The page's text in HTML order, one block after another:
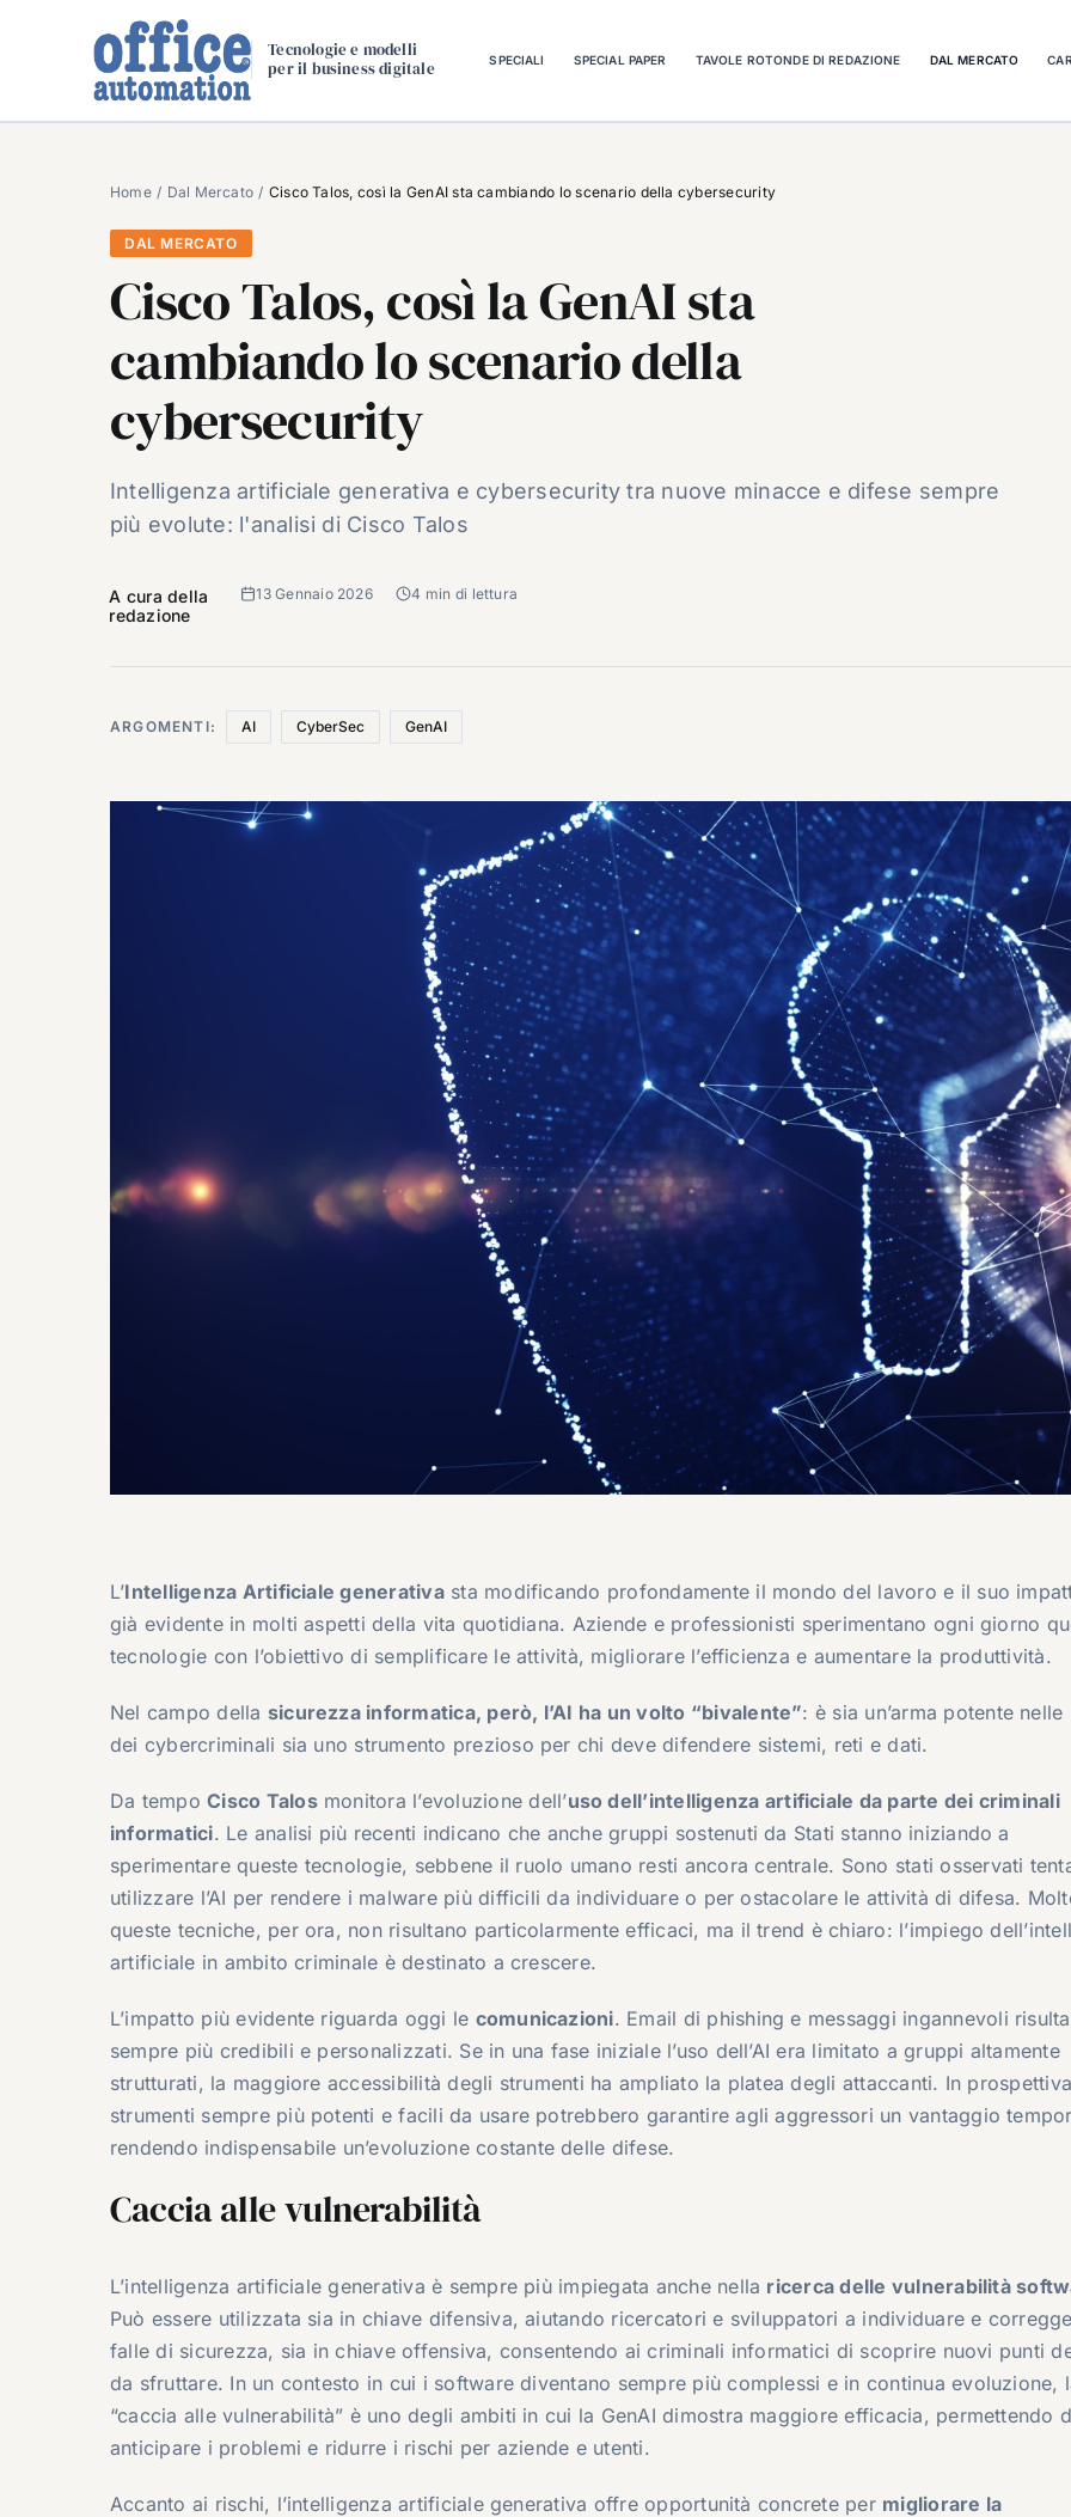
Tecnologie e modelli
per il business digitale
SPECIALI SPECIAL PAPER TAVOLE ROTONDE DI REDAZIONE DAL MERCATO
Home Dal Mercato Cisco Talos, così la GenAI sta cambiando lo scenario della cybersecurity
DAL MERCATO
Cisco Talos, così la GenAI sta
cambiando lo scenario della
cybersecurity
Intelligenza artificiale generativa e cybersecurity tra nuove minacce e difese sempre
più evolute: l'analisi di Cisco Talos
A cura della
redazione
13 Gennaio 2026 4 min di lettura
ARGOMENTI: AI CyberSec GenAI
L’Intelligenza Artificiale generativasta modificando profondamente il mondo del lavoro e il suo
già evidente in molti aspetti della vita quotidiana. Aziende e professionisti sperimentano ogni giorno
tecnologie con l’obiettivo di semplificare le attività, migliorare l’efficienza e aumentare la produttività.
Nel campo della sicurezza informatica, però, l’AI ha un volto “bivalente”: è sia un’arma potente nelle
dei cybercriminali sia uno strumento prezioso per chi deve difendere sistemi, reti e dati.
Da tempoCisco Talosmonitora l’evoluzione dell’uso dell’intelligenza artificiale da parte dei criminali
informatici. Le analisi più recenti indicano che anche gruppi sostenuti da Stati stanno iniziando a
sperimentare queste tecnologie, sebbene il ruolo umano resti ancora centrale. Sono stati osservati
utilizzare l’AI per rendere i malware più difficili da individuare o per ostacolare le attività di difesa.
queste tecniche, per ora, non risultano particolarmente efficaci, ma il trend è chiaro: l’impiego
artificiale in ambito criminale è destinato a crescere.
L’impatto più evidente riguarda oggi le comunicazioni. Email di phishing e messaggi ingannevoli
sempre più credibili e personalizzati. Se in una fase iniziale l’uso dell’AI era limitato a gruppi altamente
strutturati, la maggiore accessibilità degli strumenti ha ampliato la platea degli attaccanti. In
strumenti sempre più potenti e facili da usare potrebbero garantire agli aggressori un vantaggio
rendendo indispensabile un’evoluzione costante delle difese.
Caccia alle vulnerabilità
L’intelligenza artificiale generativa è sempre più impiegata anche nella ricerca delle vulnerabilità
Può essere utilizzata sia in chiave difensiva, aiutando ricercatori e sviluppatori a individuare e
falle di sicurezza, sia in chiave offensiva, consentendo ai criminali informatici di scoprire nuovi punti
da sfruttare. In un contesto in cui i software diventano sempre più complessi e in continua evoluzione,
“caccia alle vulnerabilità” è uno degli ambiti in cui la GenAI dimostra maggiore efficacia, permettendo
anticipare i problemi e ridurre i rischi per aziende e utenti.
Accanto ai rischi, l’intelligenza artificiale generativa offre opportunità concrete per migliorare la